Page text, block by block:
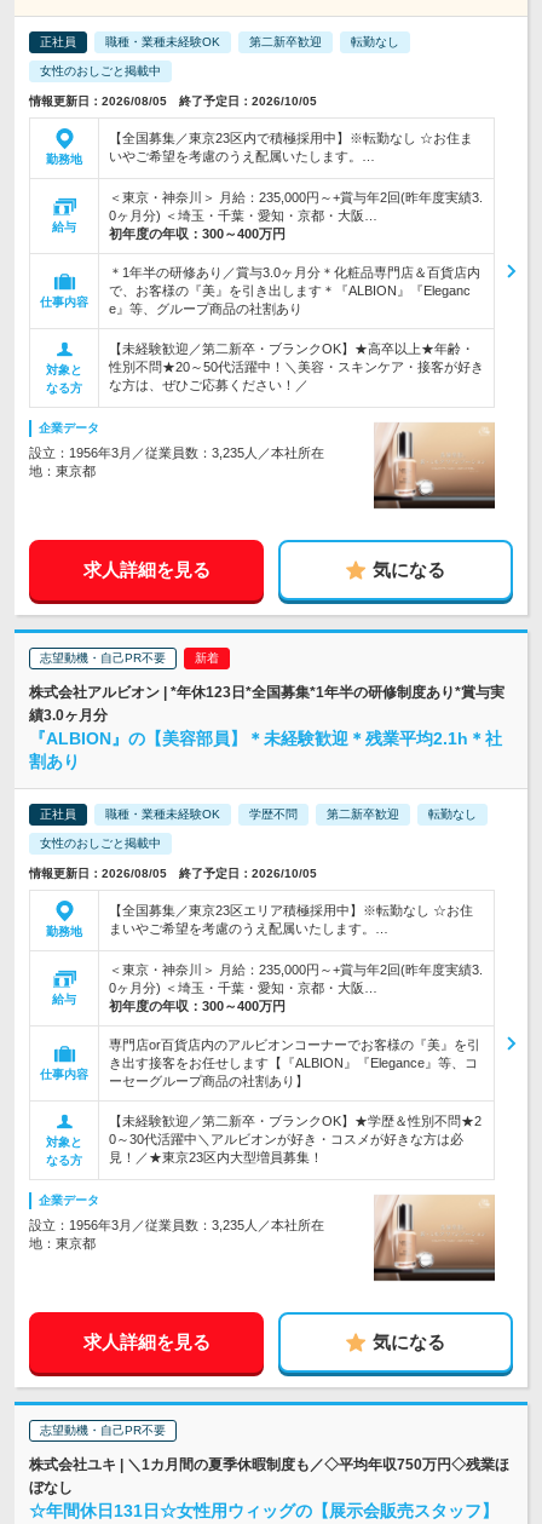
正社員 職種・業種未経験OK 第二新卒歓迎 転勤なし
女性のおしごと掲載中
情報更新日：2026/08/05 終了予定日：2026/10/05
勤務地
【全国募集／東京23区内で積極採用中】※転勤なし ☆お住ま
いやご希望を考慮のうえ配属いたします。…
給与
＜東京・神奈川＞ 月給：235,000円～+賞与年2回(昨年度実績3.
0ヶ月分) ＜埼玉・千葉・愛知・京都・大阪…
初年度の年収： 300～400万円
仕事内容
＊1年半の研修あり／賞与3.0ヶ月分＊化粧品専門店＆百貨店内
で、お客様の『美』を引き出します＊『ALBION』『Eleganc
e』等、グループ商品の社割あり
対象と
なる方
【未経験歓迎／第二新卒・ブランクOK】★高卒以上★年齢・
性別不問★20～50代活躍中！＼美容・スキンケア・接客が好き
な方は、ぜひご応募ください！／
企業データ
設立：1956年3月／従業員数：3,235人／本社所在
地：東京都
求人詳細を見る 気になる
志望動機・自己PR不要
株式会社アルビオン | *年休123日*全国募集*1年半の研修制度あり*賞与実
績3.0ヶ月分
『ALBION』の【美容部員】＊未経験歓迎＊残業平均2.1h＊社
割あり
正社員 職種・業種未経験OK 学歴不問 第二新卒歓迎 転勤なし
女性のおしごと掲載中
情報更新日：2026/08/05 終了予定日：2026/10/05
勤務地
【全国募集／東京23区エリア積極採用中】※転勤なし ☆お住
まいやご希望を考慮のうえ配属いたします。…
給与
＜東京・神奈川＞ 月給：235,000円～+賞与年2回(昨年度実績3.
0ヶ月分) ＜埼玉・千葉・愛知・京都・大阪…
初年度の年収： 300～400万円
仕事内容
専門店or百貨店内のアルビオンコーナーでお客様の『美』を引
き出す接客をお任せします【『ALBION』『Elegance』等、コ
ーセーグループ商品の社割あり】
対象と
なる方
【未経験歓迎／第二新卒・ブランクOK】★学歴＆性別不問★2
0～30代活躍中＼アルビオンが好き・コスメが好きな方は必
見！／★東京23区内大型増員募集！
企業データ
設立：1956年3月／従業員数：3,235人／本社所在
地：東京都
求人詳細を見る 気になる
志望動機・自己PR不要
株式会社ユキ | ＼1カ月間の夏季休暇制度も／◇平均年収750万円◇残業ほ
ぼなし
☆年間休日131日☆女性用ウィッグの【展示会販売スタッフ】